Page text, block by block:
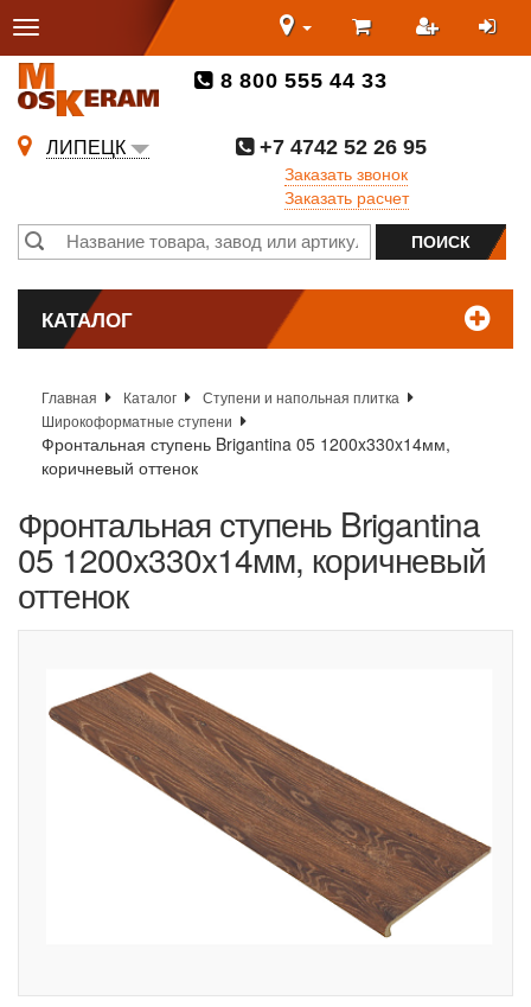
8 800 555 44 33
ЛИПЕЦК
+7 4742 52 26 95
Заказать звонок
Заказать расчет
КАТАЛОГ
Главная Каталог
Ступени и напольная плитка
Широкоформатные ступени
Фронтальная ступень Brigantina 05 1200x330x14мм,
коричневый оттенок
Фронтальная ступень Brigantina
05 1200x330x14мм, коричневый
оттенок